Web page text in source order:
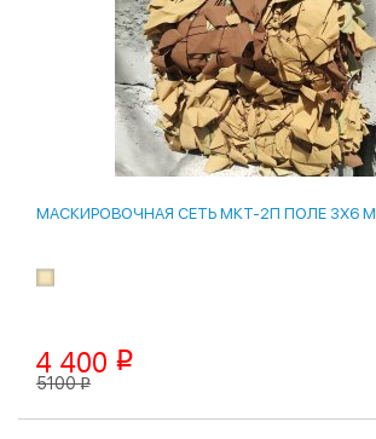
14 %
МАСКИРОВОЧНАЯ СЕТЬ МКТ-2П ПОЛЕ 3Х6 М
4 400 p
5100p